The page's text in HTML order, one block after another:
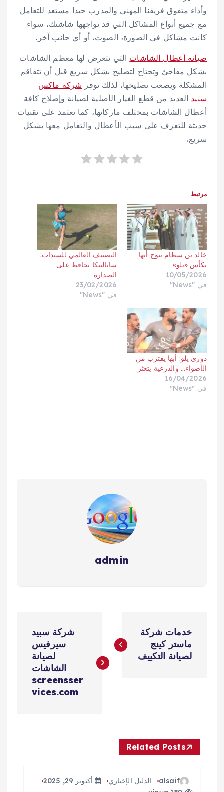
وأداء متفوق فريقنا المهني والمدرب جيدا مستعد للتعامل
مع جميع أنواع المشاكل التي قد تواجهها شاشتك، سواء
كانت مشاكل في الصورة، الصوت، أو أي جانب آخر.
صيانه أعطال الشاشات التي تتعرض لها معظم الشاشات
بشكل مفاجئ وتحتاج لتصليح بشكل سريع قبل أن تتفاقم
المشكلة ويصعب تصليحها، لذلك توفر شركة ماكس
سبيد العديد من قطع الغيار الأصلية لصيانة وإصلاح كافة
أعطال الشاشات بمختلف ماركاتها، كما تعتمد على تقنيات
حديثة للتعرف على سبب الأعطال والتعامل معها بشكل
سريع.
مرتبط
خالد بن سطام يتوج أبها
بكأس «يلو»
10/05/2026
في "News"
التصنيف العالمي للسيدات:
سابالينكا تحافظ على
الصدارة
23/02/2026
في "News"
دوري يلو: أبها يقترب من
الأضواء… والدرعية يتعثر
16/04/2026
في "News"
admin
ص
خدمات شركة
ماستر كينج
لصيانة التكييف
شركة سبيد
سيرفيس
لصيانة
الشاشات
screensser
vices.com
Related Posts
alsaif الدليل الإخباري
أكتوبر 29, 2025